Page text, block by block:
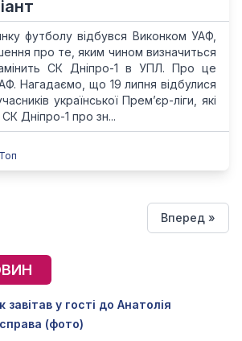
футболу відбувся Виконком УАФ,
про те, яким чином визначиться
СК Дніпро-1 в УПЛ. Про це
Нагадаємо, що 19 липня відбулися
української Прем’єр-ліги, які
Дніпро-1 про зн...
Топ
Вперед »
у гості до Анатолія
(фото)